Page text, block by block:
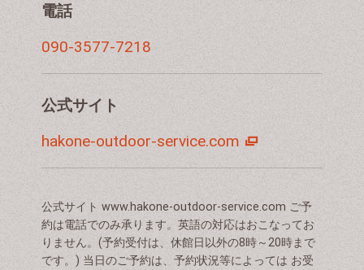
電話
090-3577-7218
公式サイト
hakone-outdoor-service.com
公式サイト www.hakone-outdoor-service.com ご予
約は電話でのみ承ります。英語の対応はおこなってお
りません。(予約受付は、休館日以外の8時～20時まで
です。) 当日のご予約は、予約状況等によっては お受